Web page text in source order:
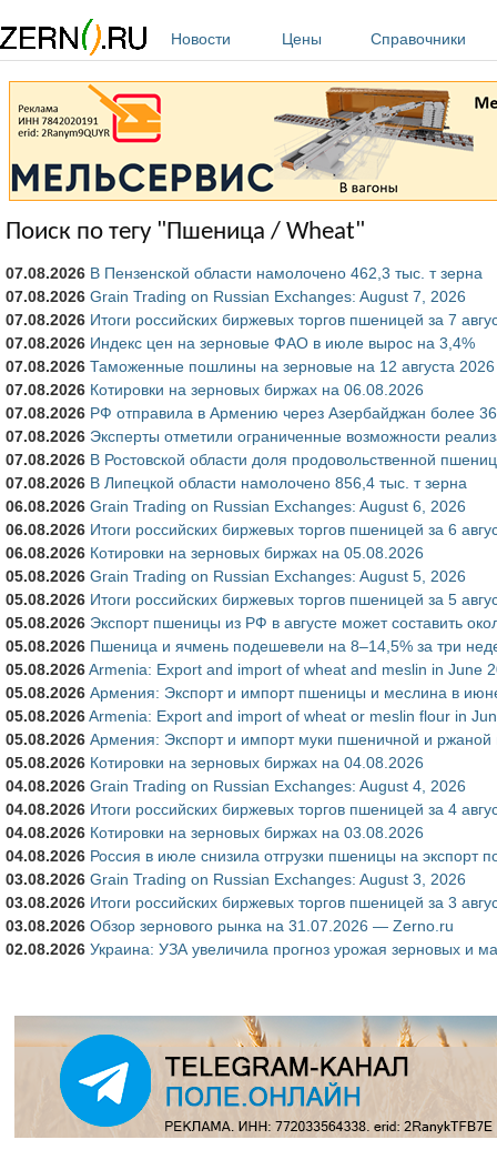
Новости
Цены Справочники
Поиск по тегу "Пшеница / Wheat"
07.08.2026 В Пензенской области намолочено 462,3 тыс. т зерна
07.08.2026 Grain Trading on Russian Exchanges: August 7, 2026
07.08.2026 Итоги российских биржевых торгов пшеницей за 7
07.08.2026 Индекс цен на зерновые ФАО в июле вырос на 3,4%
07.08.2026 Таможенные пошлины на зерновые на 12 августа 2026
07.08.2026 Котировки на зерновых биржах на 06.08.2026
07.08.2026 РФ отправила в Армению через Азербайджан более
07.08.2026 Эксперты отметили ограниченные возможности
07.08.2026 В Ростовской области доля продовольственной
07.08.2026 В Липецкой области намолочено 856,4 тыс. т зерна
06.08.2026 Grain Trading on Russian Exchanges: August 6, 2026
06.08.2026 Итоги российских биржевых торгов пшеницей за 6
06.08.2026 Котировки на зерновых биржах на 05.08.2026
05.08.2026 Grain Trading on Russian Exchanges: August 5, 2026
05.08.2026 Итоги российских биржевых торгов пшеницей за 5
05.08.2026 Экспорт пшеницы из РФ в августе может составить
05.08.2026 Пшеница и ячмень подешевели на 8–14,5% за три
05.08.2026Armenia: Export and import of wheat and meslin in June
05.08.2026 Армения: Экспорт и импорт пшеницы и меслина в
05.08.2026Armenia: Export and import of wheat or meslin flour in
05.08.2026 Армения: Экспорт и импорт муки пшеничной и ржаной
05.08.2026 Котировки на зерновых биржах на 04.08.2026
04.08.2026 Grain Trading on Russian Exchanges: August 4, 2026
04.08.2026 Итоги российских биржевых торгов пшеницей за 4
04.08.2026 Котировки на зерновых биржах на 03.08.2026
04.08.2026 Россия в июле снизила отгрузки пшеницы на экспорт
03.08.2026 Grain Trading on Russian Exchanges: August 3, 2026
03.08.2026 Итоги российских биржевых торгов пшеницей за 3
03.08.2026 Обзор зернового рынка на 31.07.2026 — Zerno.ru
02.08.2026 Украина: УЗА увеличила прогноз урожая зерновых и